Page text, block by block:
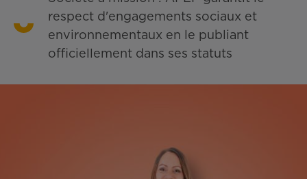
respect d'engagements sociaux et
environnementaux en le publiant
officiellement dans ses statuts